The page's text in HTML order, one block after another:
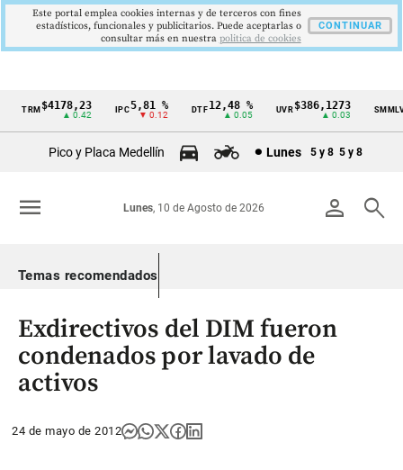
Cintillo
Colombia
TRM$4178,23
▲ 0.42
5,81 %
▼ 0.12
DTF12,48 %
▲ 0.05
UVR$386,1273
▲ 0.03
SMMLV
Pico y Placa Medellín Lunes 5 y 8 5 y 8
person search
Lunes, 10 de Agosto de 2026
menu
Temas recomendados
Exdirectivos del DIM fueron
condenados por lavado de
activos
24 de mayo de 2012
Este portal emplea cookies internas y de terceros con fines
estadísticos, funcionales y publicitarios. Puede aceptarlas o
consultar más en nuestra politica de cookies
CONTINUAR